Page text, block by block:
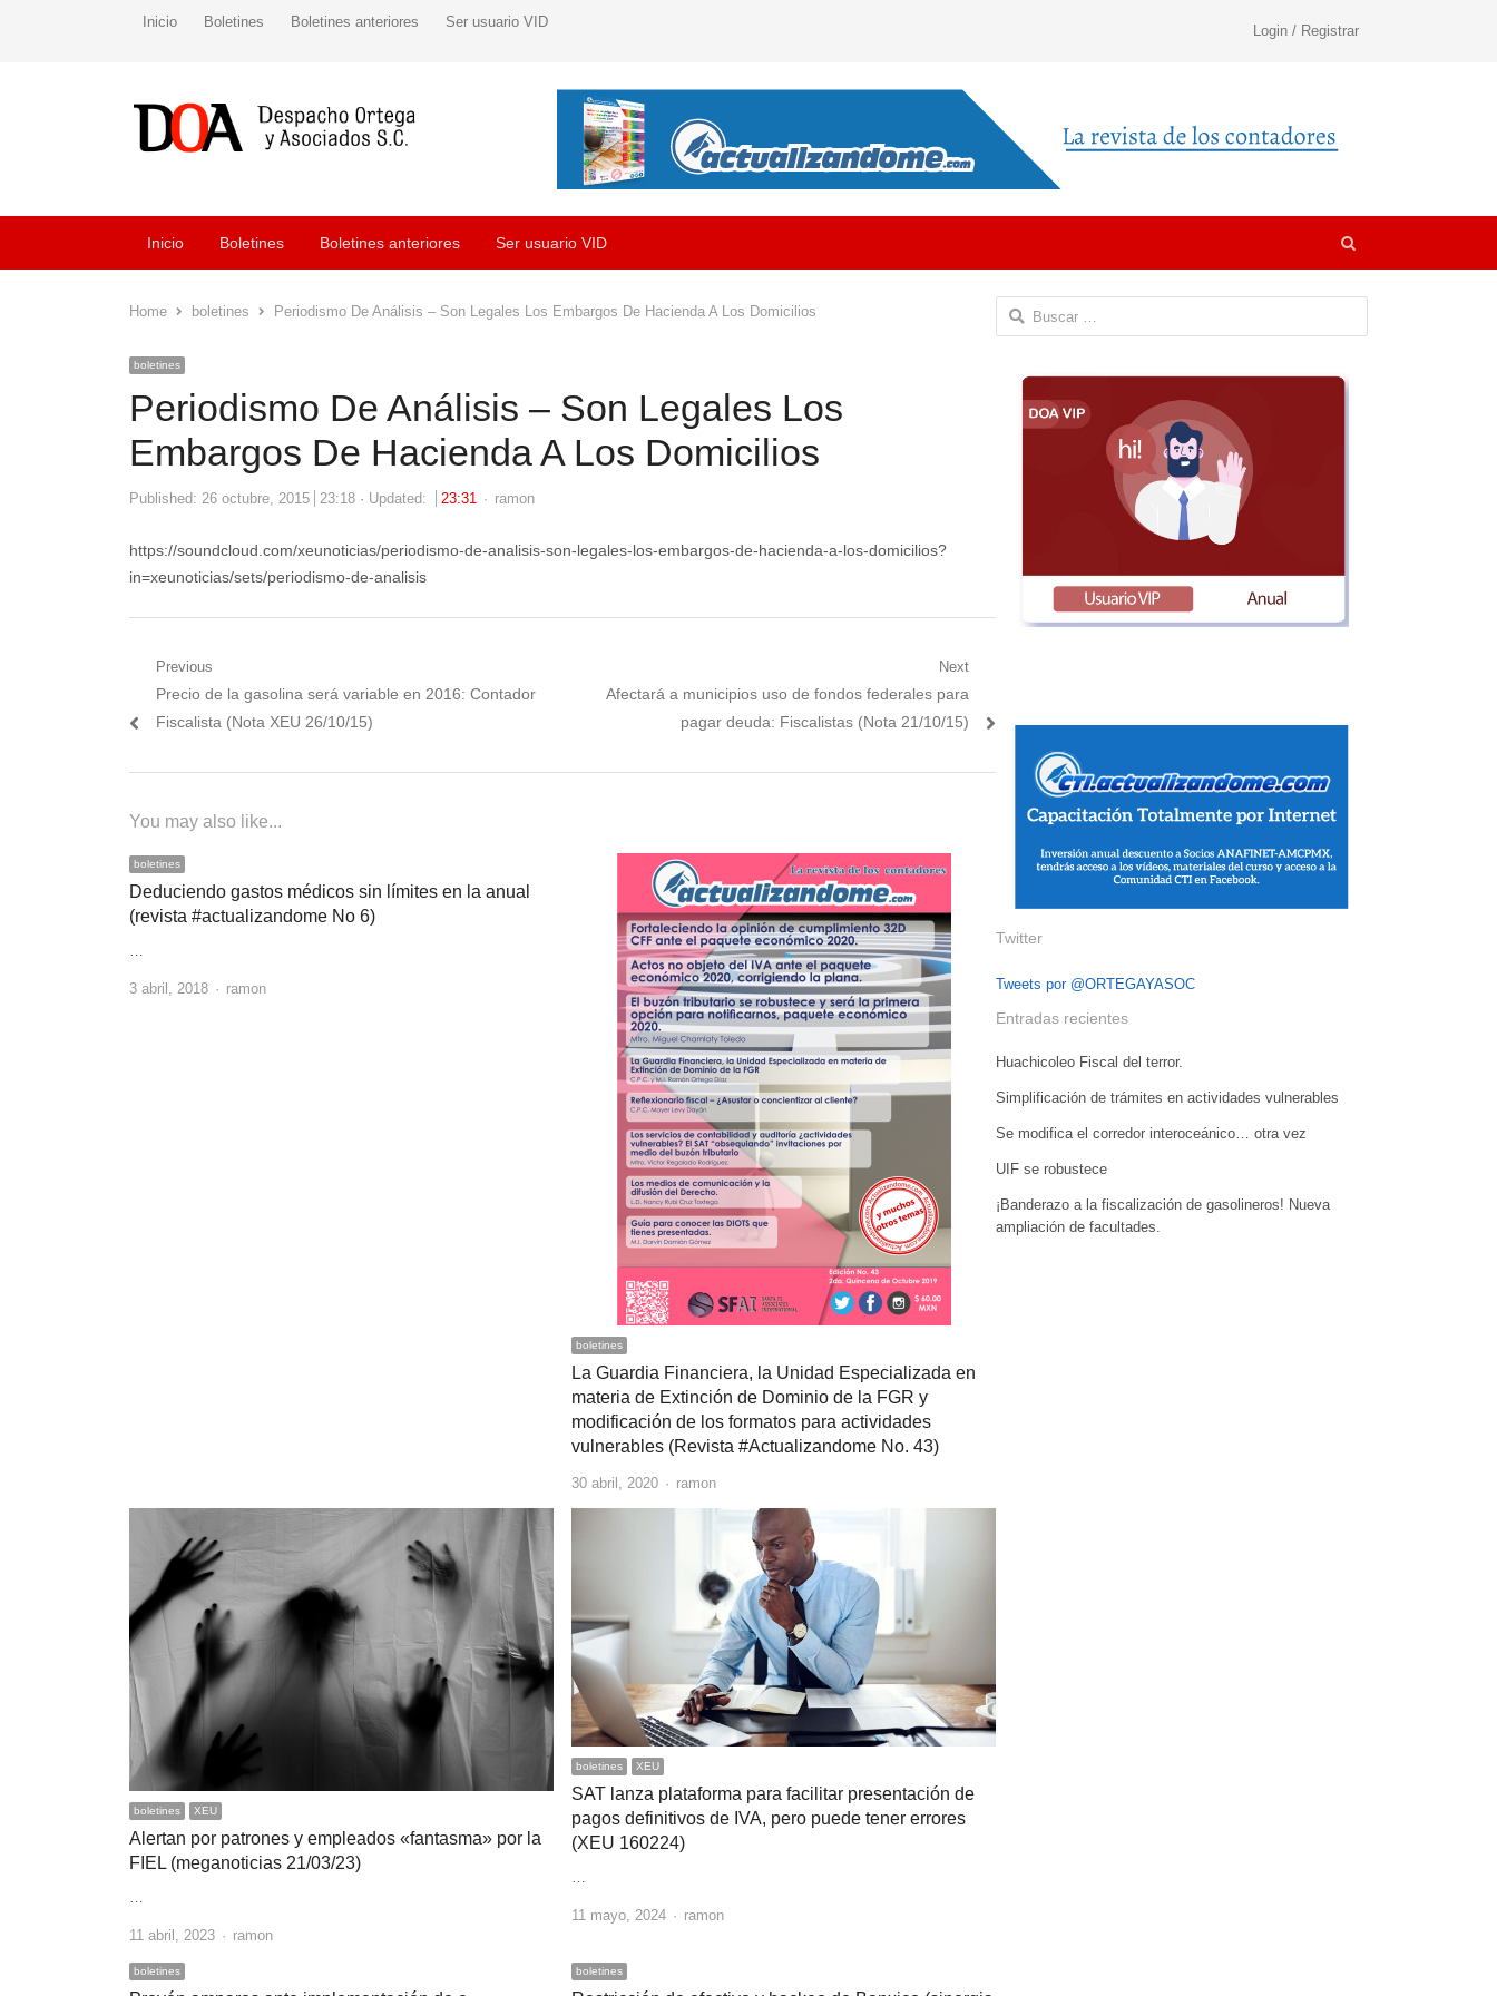
Inicio Boletines Boletines anteriores Ser usuario VID
Login / Registrar
Inicio Boletines Boletines anteriores Ser usuario VID
Home
boletines Periodismo De Análisis – Son Legales Los Embargos De Hacienda A Los Domicilios
boletines
Periodismo De Análisis – Son Legales Los
Embargos De Hacienda A Los Domicilios
Published: 26 octubre, 2015 23:18 Updated: 23:31 Author
ramon
https://soundcloud.com/xeunoticias/periodismo-de-analisis-son-legales-los-embargos-de-hacienda-a-los-domicilios?
in=xeunoticias/sets/periodismo-de-analisis
Navegación
de
Previous
Previous
post:
Precio de la gasolina será variable en 2016: Contador
Fiscalista (Nota XEU 26/10/15)
Next
Next
Afectará a municipios uso de fondos federales para
pagar deuda: Fiscalistas (Nota 21/10/15)
You may also like...
boletines
Deduciendo gastos médicos sin límites en la anual
(revista #actualizandome No 6)
…
3 abril, 2018 Author
ramon
boletines
La Guardia Financiera, la Unidad Especializada en
materia de Extinción de Dominio de la FGR y
modificación de los formatos para actividades
vulnerables (Revista #Actualizandome No. 43)
30 abril, 2020 Author
ramon
boletines XEU
Alertan por patrones y empleados «fantasma» por la
FIEL (meganoticias 21/03/23)
…
11 abril, 2023 Author
ramon
boletines XEU
SAT lanza plataforma para facilitar presentación de
pagos definitivos de IVA, pero puede tener errores
(XEU 160224)
…
11 mayo, 2024 Author
ramon
boletines boletines
Buscar:
Twitter
Tweets por @ORTEGAYASOC
Entradas recientes
Huachicoleo Fiscal del terror.
Simplificación de trámites en actividades vulnerables
Se modifica el corredor interoceánico… otra vez
UIF se robustece
¡Banderazo a la fiscalización de gasolineros! Nueva
ampliación de facultades.